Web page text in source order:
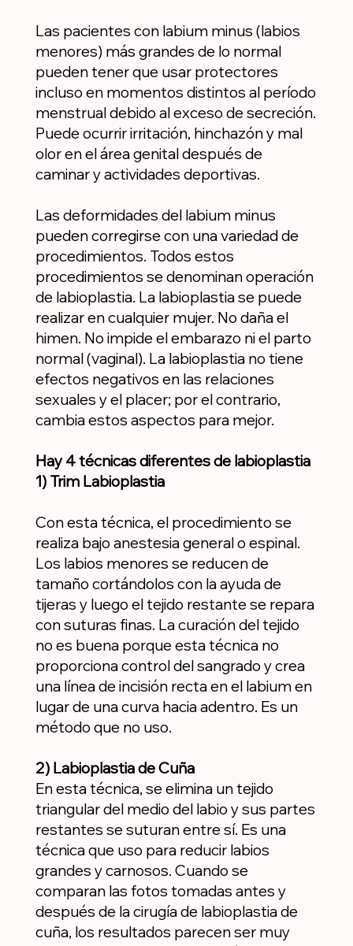
Las pacientes con labium minus (labios
menores) más grandes de lo normal
pueden tener que usar protectores
incluso en momentos distintos al período
menstrual debido al exceso de secreción.
Puede ocurrir irritación, hinchazón y mal
olor en el área genital después de
caminar y actividades deportivas.
Las deformidades del labium minus
pueden corregirse con una variedad de
procedimientos. Todos estos
procedimientos se denominan operación
de labioplastia. La labioplastia se puede
realizar en cualquier mujer. No daña el
himen. No impide el embarazo ni el parto
normal (vaginal). La labioplastia no tiene
efectos negativos en las relaciones
sexuales y el placer; por el contrario,
cambia estos aspectos para mejor.
Hay 4 técnicas diferentes de labioplastia
1) Trim Labioplastia
Con esta técnica, el procedimiento se
realiza bajo anestesia general o espinal.
Los labios menores se reducen de
tamaño cortándolos con la ayuda de
tijeras y luego el tejido restante se repara
con suturas finas. La curación del tejido
no es buena porque esta técnica no
proporciona control del sangrado y crea
una línea de incisión recta en el labium en
lugar de una curva hacia adentro. Es un
método que no uso.
2) Labioplastia de Cuña
En esta técnica, se elimina un tejido
triangular del medio del labio y sus partes
restantes se suturan entre sí. Es una
técnica que uso para reducir labios
grandes y carnosos. Cuando se
comparan las fotos tomadas antes y
después de la cirugía de labioplastia de
cuña, los resultados parecen ser muy